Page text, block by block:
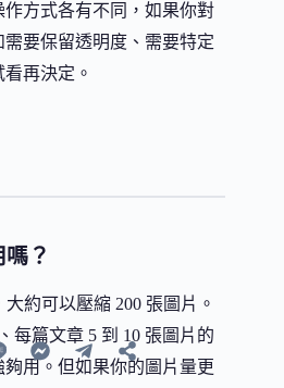
方式各有不同，如果你對
要保留透明度、需要特定
再決定。
？
約可以壓縮 200 張圖片。
每篇文章 5 到 10 張圖片的
用。但如果你的圖片量更